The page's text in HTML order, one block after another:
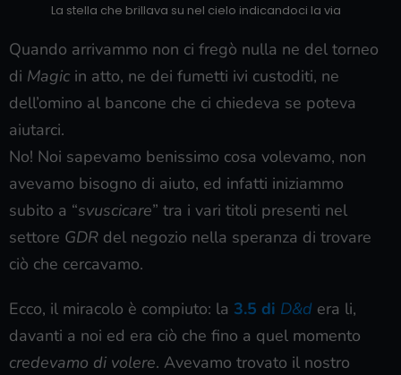
La stella che brillava su nel cielo indicandoci la via
Quando arrivammo non ci fregò nulla ne del torneo
di Magic in atto, ne dei fumetti ivi custoditi, ne
dell’omino al bancone che ci chiedeva se poteva
aiutarci.
No! Noi sapevamo benissimo cosa volevamo, non
avevamo bisogno di aiuto, ed infatti iniziammo
subito a “svuscicare” tra i vari titoli presenti nel
settore GDR del negozio nella speranza di trovare
ciò che cercavamo.
Ecco, il miracolo è compiuto: la 3.5 di D&d era li,
davanti a noi ed era ciò che fino a quel momento
credevamo di volere. Avevamo trovato il nostro